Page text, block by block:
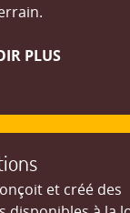
PLUS
et créé des